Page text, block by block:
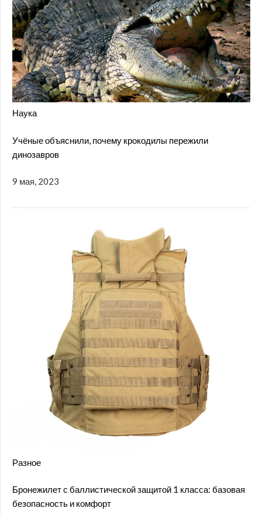
Наука
Учёные объяснили, почему крокодилы пережили
динозавров
9 мая, 2023
Разное
Бронежилет с баллистической защитой 1 класса: базовая
безопасность и комфорт